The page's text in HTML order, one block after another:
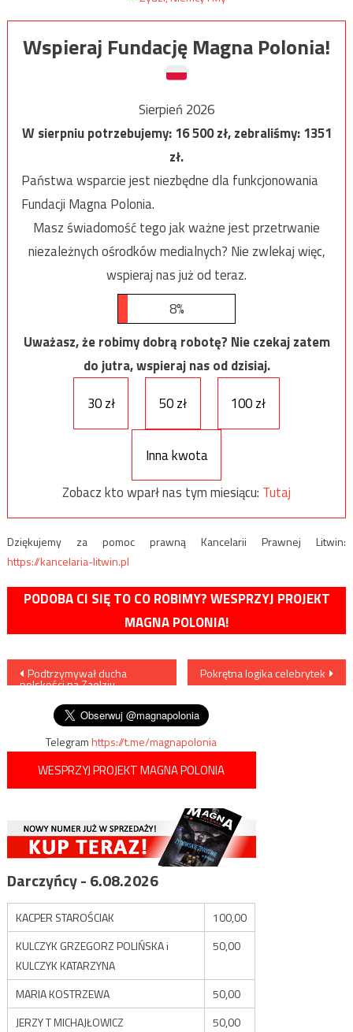
Wspieraj Fundację Magna Polonia!
Sierpień 2026
W sierpniu potrzebujemy:16 500zł, zebraliśmy:1351
zł.
Państwa wsparcie jest niezbędne dla funkcjonowania
Fundacji Magna Polonia.
Masz świadomość tego jak ważne jest przetrwanie
niezależnych ośrodków medialnych? Nie zwlekaj więc,
wspieraj nas już od teraz.
8%
Uważasz, że robimy dobrą robotę? Nie czekaj zatem
do jutra, wspieraj nas od dzisiaj.
30 zł
50 zł 100 zł
Inna kwota
Zobacz kto wparł nas tym miesiącu: Tutaj
Dziękujemy za pomoc prawną Kancelarii Prawnej Litwin:
https://kancelaria-litwin.pl
PODOBA CI SIĘ TO CO ROBIMY? WESPRZYJ PROJEKT
MAGNA POLONIA!
Nawigacja
wpisu
Podtrzymywał ducha
polskości na Zaolziu –
Pokrętna logika celebrytek
Telegramhttps://t.me/magnapolonia
WESPRZYJ PROJEKT MAGNA POLONIA
Darczyńcy - 6.08.2026
KACPER STAROŚCIAK
100,00
KULCZYK GRZEGORZ POLIŃSKA i
KULCZYK KATARZYNA
50,00
MARIA KOSTRZEWA
50,00
JERZY T MICHAJŁOWICZ
50,00